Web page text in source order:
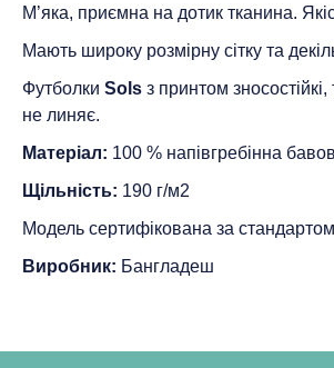
М’яка, приємна на дотик тканина.
Мають широку розмірну сітку та
Футболки Sols з принтом
не линяє.
Матеріал: 100 % напівгребінна
Щільність: 190 г/м2
Модель сертифікована за
Виробник: Бангладеш